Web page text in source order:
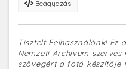
Beágyazás
Tisztelt Felhasználónk! Ez
Nemzeti Archívum
szövegért a fotó készítője